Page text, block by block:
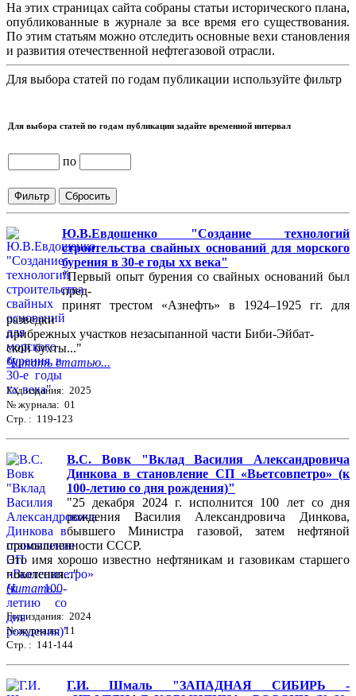
На этих страницах сайта собраны статьи исторического плана,
опубликованные в журнале за все время его существования.
По этим статьям можно отследить основные вехи становления
и развития отечественной нефтегазовой отрасли.
Для выбора статей по годам публикации используйте фильтр
Для выбора статей по годам публикации задайте временной интервал
по
Ю.В.Евдошенко "Создание технологий
строительства свайных оснований для морского
бурения в 30-е годы хх века"
"Первый опыт бурения со свайных оснований был
пред-
принят трестом «Азнефть» в 1924–1925 гг. для
разведки
прибрежных участков незасыпанной части Биби-Эйбат-
ской бухты..."
Читать статью...
Год издания: 2025
№ журнала: 01
Стр. : 119-123
В.С. Вовк "Вклад Василия Александровича
Динкова в становление СП «Вьетсовпетро» (к
100-летию со дня рождения)"
"25 декабря 2024 г. исполнится 100 лет со дня
рождения Василия Александровича Динкова,
бывшего Министра газовой, затем нефтяной
промышленности СССР.
Это имя хорошо известно нефтяникам и газовикам старшего
поколения..."
Читать...
Год издания: 2024
№ журнала: 11
Стр. : 141-144
Г.И. Шмаль "ЗАПАДНАЯ СИБИРЬ -